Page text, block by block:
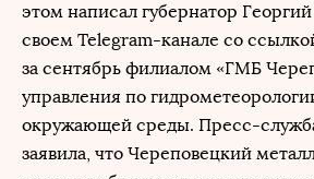
этом написал губернатор
своем Telegram-канале со
за сентябрь филиалом «ГМБ
управления по
окружающей среды. Пресс-
заявила, что Череповецкий